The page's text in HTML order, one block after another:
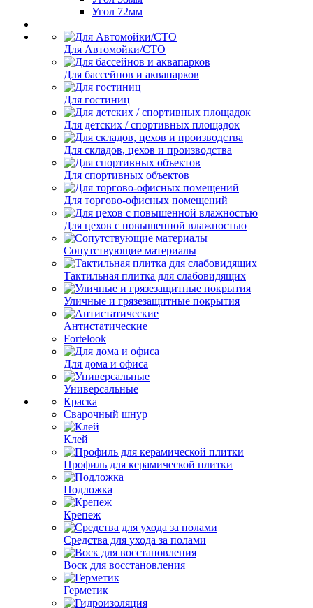
Угол 72мм
Для Автомойки/СТО
Для бассейнов и аквапарков
Для гостиниц
Для детских / спортивных площадок
Для складов, цехов и производства
Для спортивных объектов
Для торгово-офисных помещений
Для цехов с повышенной влажностью
Сопутствующие материалы
Тактильная плитка для слабовидящих
Уличные и грязезащитные покрытия
Антистатические
Fortelook
Для дома и офиса
Универсальные
Краска
Сварочный шнур
Клей
Профиль для керамической плитки
Подложка
Крепеж
Средства для ухода за полами
Воск для восстановления
Герметик